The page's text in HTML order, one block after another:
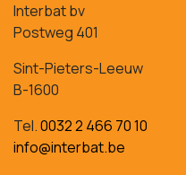
Interbat bv
Postweg 401
Sint-Pieters-Leeuw
B-1600
Tel.0032 2 466 70 10
info@interbat.be